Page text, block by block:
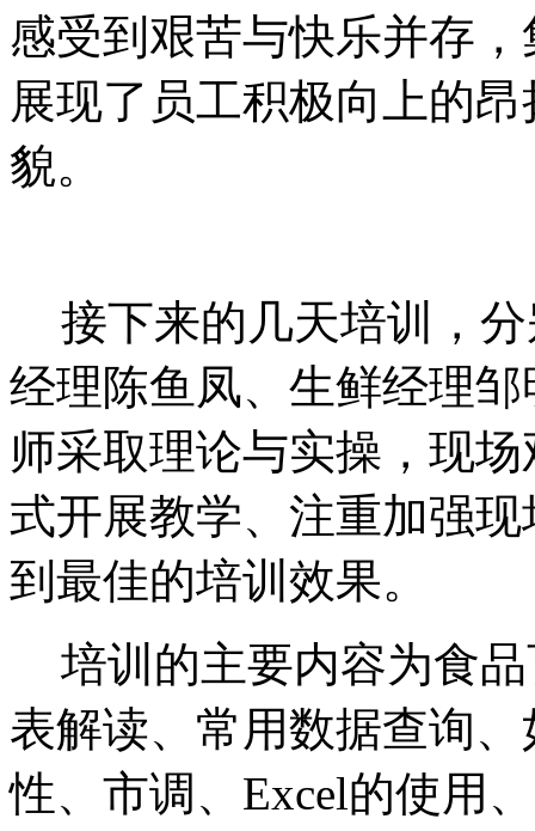
感受到艰苦与快乐并存
展现了员工积极向上的
貌。
接下来的几天培训，
经理陈鱼凤、生鲜经理
师采取理论与实操，现
式开展教学、注重加强
到最佳的培训效果。
培训的主要内容为食
表解读、常用数据查询
性、市调、 Excel的使用